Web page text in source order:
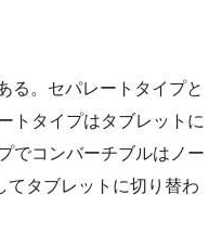
る。セパレートタイプと
トタイプはタブレットに
でコンバーチブルはノー
てタブレットに切り替わ